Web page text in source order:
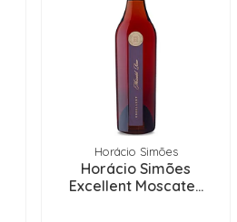
Horácio Simões
Horácio Simões
Excellent Moscate...